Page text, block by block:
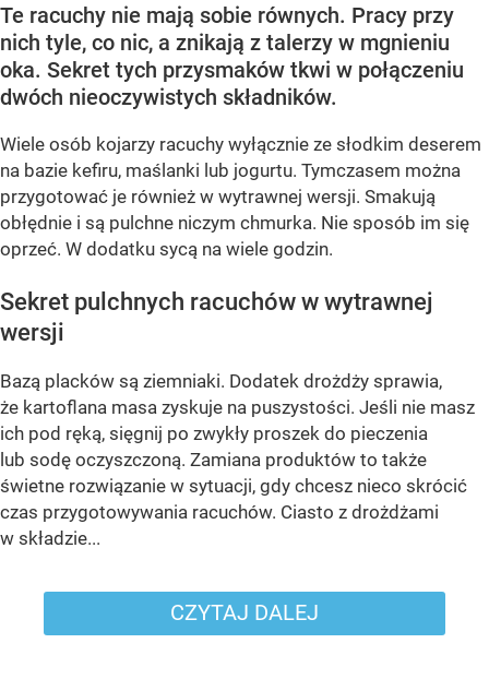
Te racuchy nie mają sobie równych. Pracy przy
nich tyle, co nic, a znikają z talerzy w mgnieniu
oka. Sekret tych przysmaków tkwi w połączeniu
dwóch nieoczywistych składników.
Wiele osób kojarzy racuchy wyłącznie ze słodkim deserem
na bazie kefiru, maślanki lub jogurtu. Tymczasem można
przygotować je również w wytrawnej wersji. Smakują
obłędnie i są pulchne niczym chmurka. Nie sposób im się
oprzeć. W dodatku sycą na wiele godzin.
Sekret pulchnych racuchów w wytrawnej
wersji
Bazą placków są ziemniaki. Dodatek drożdży sprawia,
że kartoflana masa zyskuje na puszystości. Jeśli nie masz
ich pod ręką, sięgnij po zwykły proszek do pieczenia
lub sodę oczyszczoną. Zamiana produktów to także
świetne rozwiązanie w sytuacji, gdy chcesz nieco skrócić
czas przygotowywania racuchów. Ciasto z drożdżami
w składzie...
CZYTAJ DALEJ